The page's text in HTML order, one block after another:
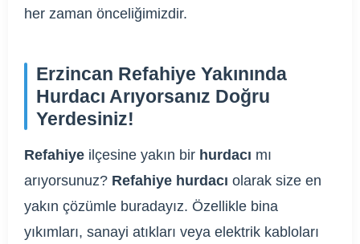
her zaman önceliğimizdir.
Erzincan Refahiye Yakınında
Hurdacı Arıyorsanız Doğru
Yerdesiniz!
Refahiye ilçesine yakın bir hurdacı mı
arıyorsunuz? Refahiye hurdacı olarak size en
yakın çözümle buradayız. Özellikle bina
yıkımları, sanayi atıkları veya elektrik kabloları